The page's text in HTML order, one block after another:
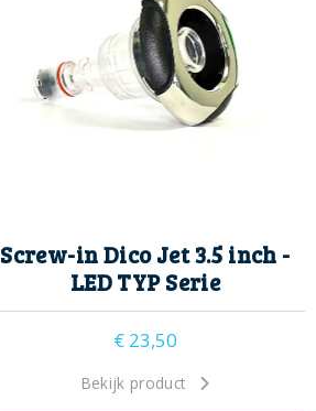
Screw-in Dico Jet 3.5 inch -
LED TYP Serie
€23,50
Bekijk product